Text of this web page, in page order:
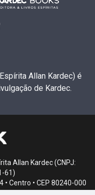
Allan Kardec) é
de Kardec.
Allan Kardec (CNPJ:
61)
Centro • CEP 80240-000